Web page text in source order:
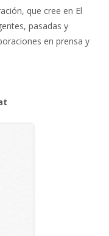
que cree en El
pasadas y
en prensa y